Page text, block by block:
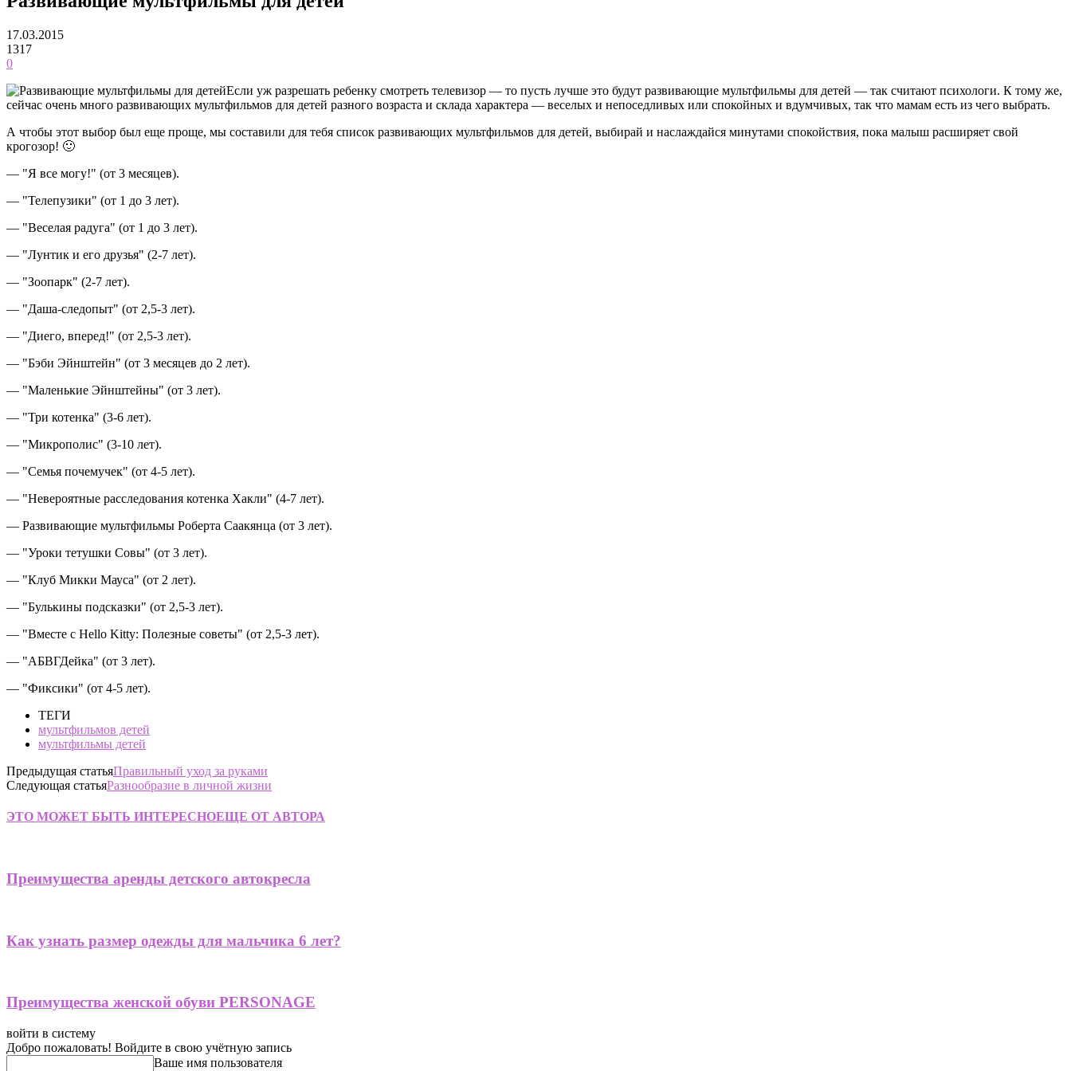
17.03.2015
1317
0
Если уж разрешать ребенку смотреть телевизор — то пусть лучше это будут развивающие мультфильмы для детей — так считают психологи. К тому же,
сейчас очень много развивающих мультфильмов для детей разного возраста и склада характера — веселых и непоседливых или спокойных и вдумчивых, так что мамам есть из чего выбрать.
А чтобы этот выбор был еще проще, мы составили для тебя список развивающих мультфильмов для детей, выбирай и наслаждайся минутами спокойствия, пока малыш расширяет свой
крогозор! 🙂
— "Я все могу!" (от 3 месяцев).
— "Телепузики" (от 1 до 3 лет).
— "Веселая радуга" (от 1 до 3 лет).
— "Лунтик и его друзья" (2-7 лет).
— "Зоопарк" (2-7 лет).
— "Даша-следопыт" (от 2,5-3 лет).
— "Диего, вперед!" (от 2,5-3 лет).
— "Бэби Эйнштейн" (от 3 месяцев до 2 лет).
— "Маленькие Эйнштейны" (от 3 лет).
— "Три котенка" (3-6 лет).
— "Микрополис" (3-10 лет).
— "Семья почемучек" (от 4-5 лет).
— "Невероятные расследования котенка Хакли" (4-7 лет).
— Развивающие мультфильмы Роберта Саакянца (от 3 лет).
— "Уроки тетушки Совы" (от 3 лет).
— "Клуб Микки Мауса" (от 2 лет).
— "Булькины подсказки" (от 2,5-3 лет).
— "Вместе с Hello Kitty: Полезные советы" (от 2,5-3 лет).
— "АБВГДейка" (от 3 лет).
— "Фиксики" (от 4-5 лет).
ТЕГИ
мультфильмов детей
мультфильмы детей
Предыдущая статьяПравильный уход за руками
Следующая статьяРазнообразие в личной жизни
ЭТО МОЖЕТ БЫТЬ ИНТЕРЕСНОЕЩЕ ОТ АВТОРА
Преимущества аренды детского автокресла
Как узнать размер одежды для мальчика 6 лет?
Преимущества женской обуви PERSONAGE
войти в систему
Добро пожаловать! Войдите в свою учётную запись
Ваше имя пользователя